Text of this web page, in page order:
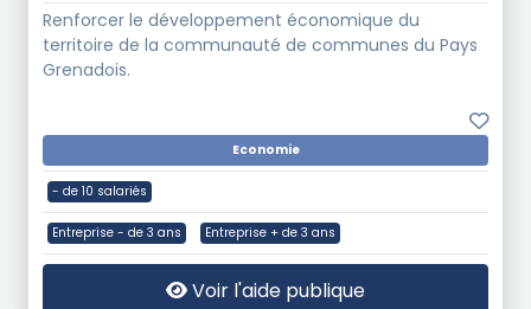
Renforcer le développement économique du
territoire de la communauté de communes du Pays
Grenadois.
Economie
- de 10 salariés
Entreprise - de 3 ans Entreprise + de 3 ans
Voir l'aide publique